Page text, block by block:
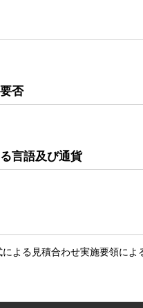
否
言語及び通貨
よる見積合わせ実施要領によ